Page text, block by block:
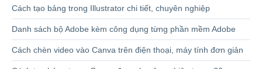
Cách tạo bảng trong Illustrator chi tiết, chuyên nghiệp
Danh sách bộ Adobe kèm công dụng từng phần mềm Adobe
Cách chèn video vào Canva trên điện thoại, máy tính đơn giản